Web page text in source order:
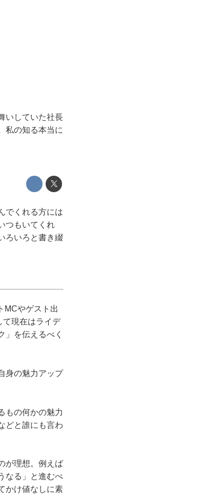
いしていた社長
私の知る本当に
でくれる方には
つもいてくれ
ろいろと書き綴
MCやゲスト出
て現在はライデ
」を伝えるべく
身の魅力アップ
もの何かの魅力
どと誰にも言わ
が理想。例えば
なる」と進むべ
かけ値なしに素